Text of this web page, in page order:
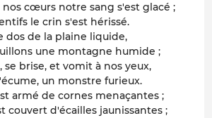
cœurs notre sang s'est glacé ;
le crin s'est hérissé.
dos de la plaine liquide,
une montagne humide ;
se brise, et vomit à nos yeux,
un monstre furieux.
armé de cornes menaçantes ;
couvert d'écailles jaunissantes ;